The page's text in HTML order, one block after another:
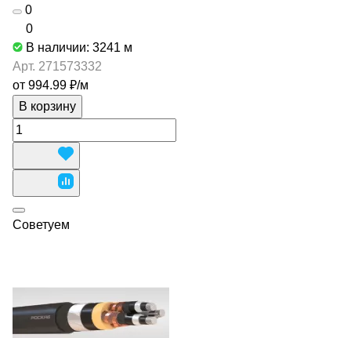
0
0
В наличии: 3241 м
Арт. 271573332
от 994.99 ₽/м
В корзину
Советуем